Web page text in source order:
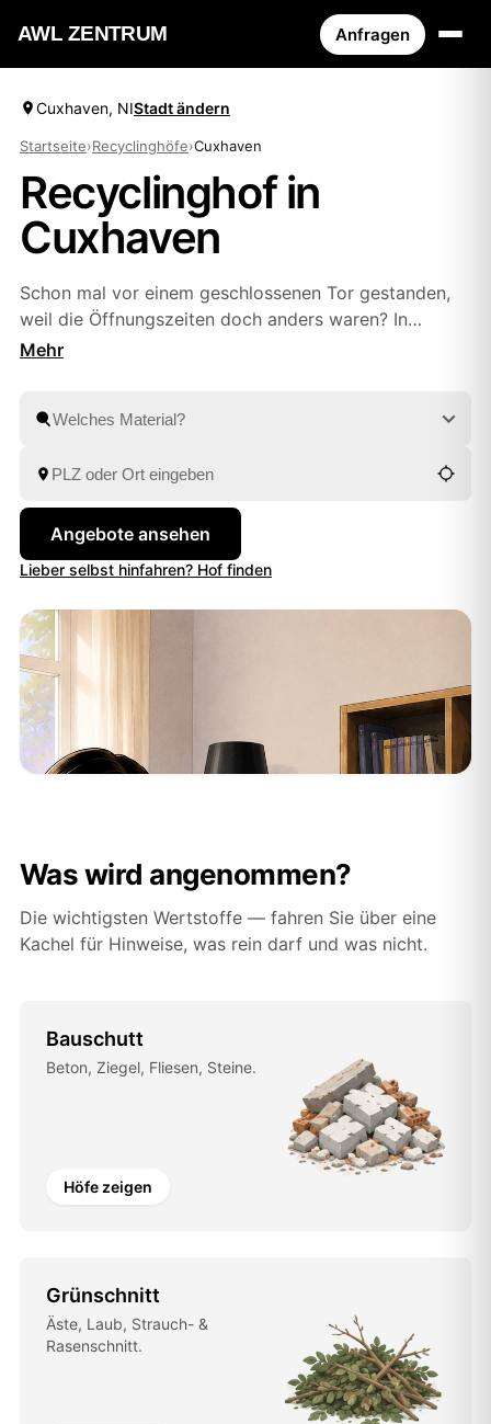
AWL ZENTRUM Anfragen
Cuxhaven, NIStadt ändern
Startseite›Recyclinghöfe›Cuxhaven
Recyclinghof in
Cuxhaven
Schon mal vor einem geschlossenen Tor gestanden,
weil die Öffnungszeiten doch anders waren? In
Cuxhaven zeigt Ihnen AWL die Höfe in der Nähe samt
beschreiben, was weg soll, und Sie haben Festpreis-
Wilhelmshavenzum Vergleich.
Angebote ansehen
Lieber selbst hinfahren? Hof finden
Was wird angenommen?
Die wichtigsten Wertstoffe — fahren Sie über eine
Kachel für Hinweise, was rein darf und was nicht.
Bauschutt
Beton, Ziegel, Fliesen, Steine.
Höfe zeigen
Grünschnitt
Äste, Laub, Strauch- &
Rasenschnitt.